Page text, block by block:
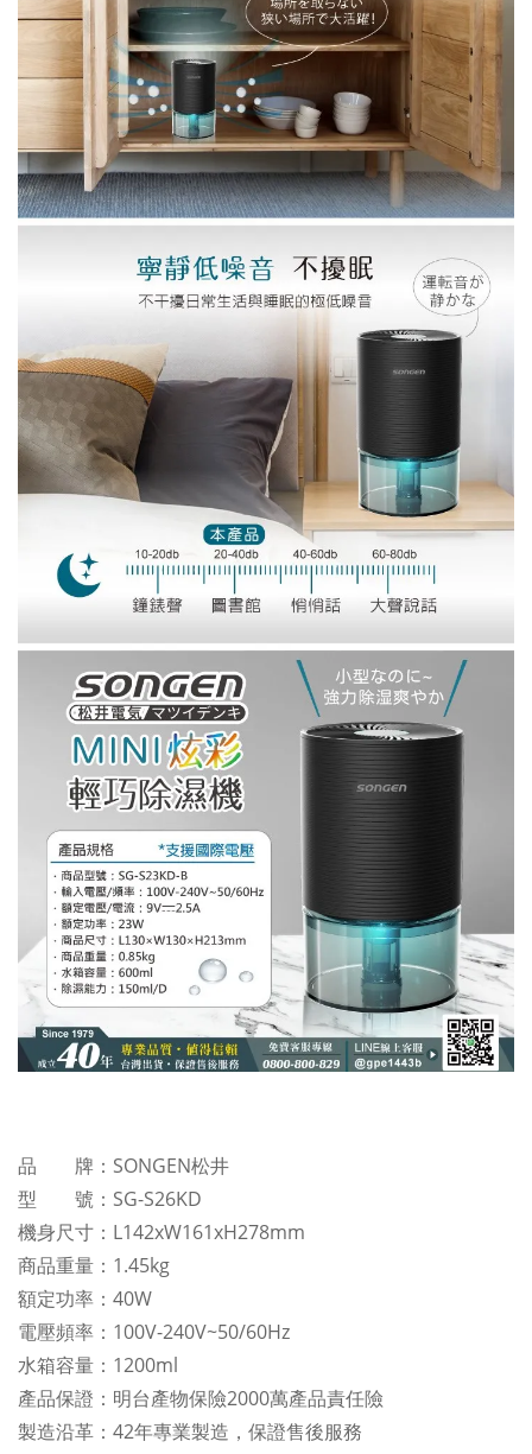
品 牌：SONGEN松井
型 號：SG-S26KD
機身尺寸：L142xW161xH278mm
商品重量：1.45kg
額定功率：40W
電壓頻率：100V-240V~50/60Hz
水箱容量：1200ml
產品保證：明台產物保險2000萬產品責任險
製造沿革：42年專業製造，保證售後服務